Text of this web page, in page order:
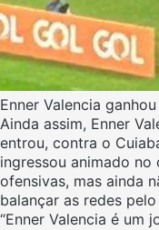
Enner Valencia
Ainda assim, Enner
entrou, contra o
ingressou animado
ofensivas, mas ainda
balançar as redes
“Enner Valencia é um